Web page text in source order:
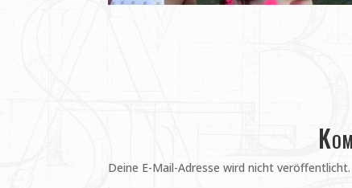
Deine E-Mail-Adresse wird nicht veröffentlicht.